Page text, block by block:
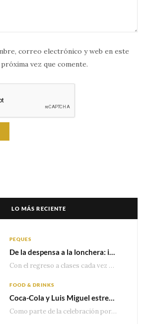
correo electrónico y web en este
vez que comente.
LO MÁS RECIENTE
PEQUES
De la despensa a la lonchera: ideas rápidas para el regreso a clases
Con el regreso a clases cada vez más cerca, las familias comienzan a reorganizar horarios,…
FOOD & DRINKS
Coca-Cola y Luis Miguel estrenan el comercial que celebra 100 años de historia junto a México
Como parte de la celebración por sus primeros 100 años enMéxico, Coca-Cola presenta hoy el…